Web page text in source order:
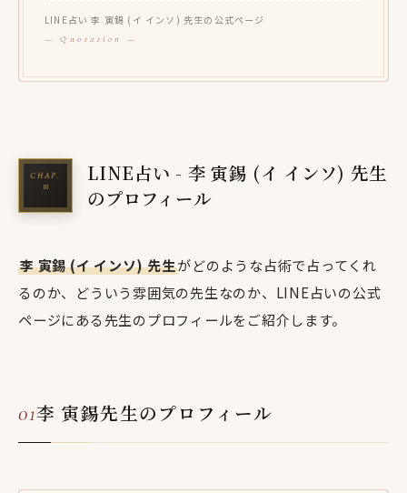
LINE占い 李 寅錫 (イ インソ) 先生の公式ページ
LINE占い - 李 寅錫 (イ インソ) 先生
のプロフィール
李 寅錫 (イ インソ) 先生がどのような占術で占ってくれ
るのか、どういう雰囲気の先生なのか、LINE占いの公式
ページにある先生のプロフィールをご紹介します。
李 寅錫先生のプロフィール